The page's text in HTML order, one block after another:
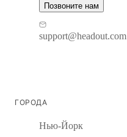
Позвоните нам
support@headout.com
ГОРОДА
Нью-Йорк